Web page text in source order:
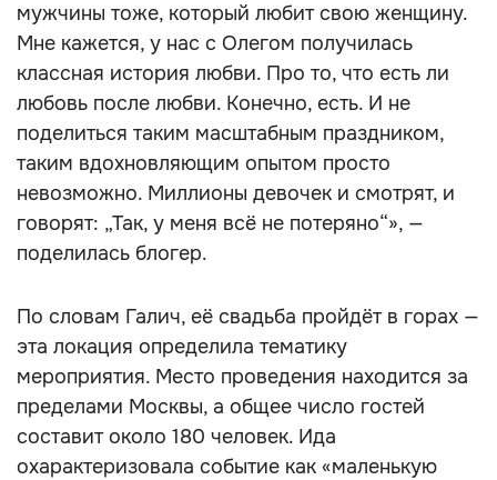
мужчины тоже, который любит свою женщину.
Мне кажется, у нас с Олегом получилась
классная история любви. Про то, что есть ли
любовь после любви. Конечно, есть. И не
поделиться таким масштабным праздником,
таким вдохновляющим опытом просто
невозможно. Миллионы девочек и смотрят, и
говорят: „Так, у меня всё не потеряно“», —
поделилась блогер.
По словам Галич, её свадьба пройдёт в горах —
эта локация определила тематику
мероприятия. Место проведения находится за
пределами Москвы, а общее число гостей
составит около 180 человек. Ида
охарактеризовала событие как «маленькую